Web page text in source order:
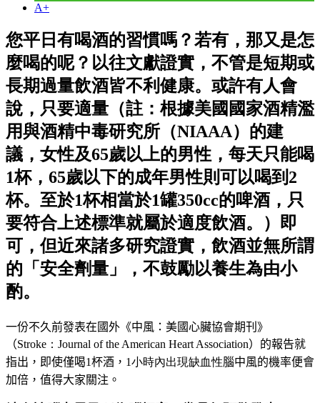
A+
您平日有喝酒的習慣嗎？若有，那又是怎
麼喝的呢？以往文獻證實，不管是短期或
長期過量飲酒皆不利健康。或許有人會
說，只要適量（註：根據美國國家酒精濫
用與酒精中毒研究所（NIAAA）的建
議，女性及65歲以上的男性，每天只能喝
1杯，65歲以下的成年男性則可以喝到2
杯。至於1杯相當於1罐350cc的啤酒，只
要符合上述標準就屬於適度飲酒。）即
可，但近來諸多研究證實，飲酒並無所謂
的「安全劑量」，不鼓勵以養生為由小
酌。
一份不久前發表在國外 《中風：美國心臟協會期刊 》
（Stroke： Journal of the American Heart Association） 的報告就
指出，即使僅喝1杯酒， 1小時內出現缺血性腦中風的機率便會
加倍，值得大家關注。